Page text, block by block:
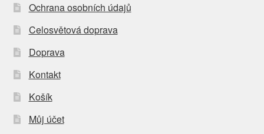
Ochrana osobních údajů
Celosvětová doprava
Doprava
Kontakt
Košík
Můj účet